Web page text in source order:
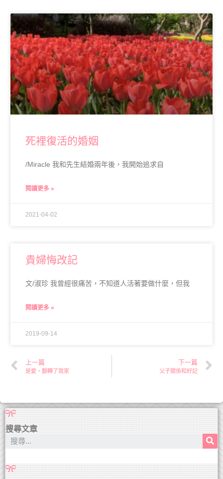
死裡復活的婚姻
/Miracle 我和先生結婚兩年後，我開始追求自
閱讀更多 »
2021-04-02
貴婦悔改記
文/淑珍 我曾經很痛苦，不知道人活著要做什麼，但我
閱讀更多 »
2019-09-14
上一篇
是愛，翻轉了我家
下一篇
父子關係和好記
搜尋文章